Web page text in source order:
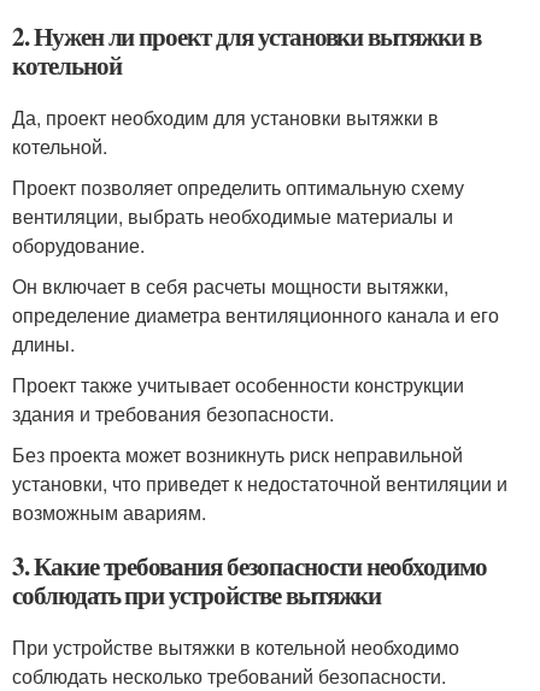
2. Нужен ли проект для установки вытяжки в
котельной
Да, проект необходим для установки вытяжки в
котельной.
Проект позволяет определить оптимальную схему
вентиляции, выбрать необходимые материалы и
оборудование.
Он включает в себя расчеты мощности вытяжки,
определение диаметра вентиляционного канала и его
длины.
Проект также учитывает особенности конструкции
здания и требования безопасности.
Без проекта может возникнуть риск неправильной
установки, что приведет к недостаточной вентиляции и
возможным авариям.
3. Какие требования безопасности необходимо
соблюдать при устройстве вытяжки
При устройстве вытяжки в котельной необходимо
соблюдать несколько требований безопасности.